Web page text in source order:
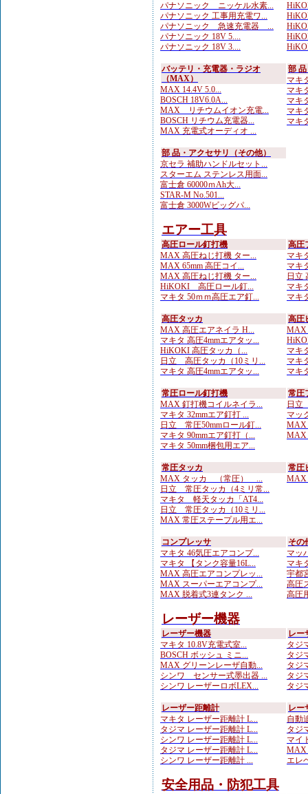
パナソニック ニッケル水素...
パナソニック 工事用充電ワ...
パナソニック 急速充電器 ...
パナソニック 18V 5....
パナソニック 18V 3....
バッテリ・充電器・ラジオ
（MAX）
MAX 14.4V 5.0...
BOSCH 18V6.0A...
MAX リチウムイオン充電...
BOSCH リチウム充電器...
MAX 充電式オーディオ ...
部
マキ
マキ
マキ
マキ
マキ
部 品・アクセサリ（その他）
京セラ 補助ハンドルセット...
スターエム ステンレス用面...
富士倉 60000ｍAh大...
STAR-M No.501...
富士倉 3000Wビッグパ...
エアー工具
高圧ロール釘打機
MAX 高圧ねじ打機 ター...
MAX 65mm 高圧コイ...
MAX 高圧ねじ打機 ター...
HiKOKI 高圧ロール釘...
マキタ 50ｍｍ高圧エア釘...
高圧
マキ
マキ
日立
マキ
マキ
高圧タッカ
MAX 高圧エアネイラ H...
マキタ 高圧4mmエアタッ...
HiKOKI 高圧タッカ（...
日立 高圧タッカ（10ミリ...
マキタ 高圧4mmエアタッ...
高圧
MAX
マキ
マキ
マキ
常圧ロール釘打機
MAX 釘打機コイルネイラ...
マキタ 32mmエア釘打 ...
日立 常圧50mmロール釘...
マキタ 90mmエア釘打（...
マキタ 50mm梱包用エア...
常圧
日立
マッ
MAX
MAX
常圧タッカ
MAX タッカ （常圧） ...
日立 常圧タッカ（4ミリ常...
マキタ 軽天タッカ「AT4...
日立 常圧タッカ（10ミリ...
MAX 常圧ステープル用エ...
常圧
MAX
コンプレッサ
マキタ 46気圧エアコンプ...
マキタ 【タンク容量16L...
MAX 高圧エアコンプレッ...
MAX スーパーエアコンプ...
MAX 脱着式3連タンク ...
その
マッ
マキ
宇都
高圧
高圧
レーザー機器
レーザー機器
マキタ 10.8V充電式室...
BOSCH ボッシュ ミニ...
MAX グリーンレーザ自動...
シンワ センサー式墨出器 ...
シンワ レーザーロボLEX...
レー
タジ
タジ
タジ
タジ
タジ
レーザー距離計
マキタ レーザー距離計 L...
タジマ レーザー距離計 L...
シンワ レーザー距離計 L...
タジマ レーザー距離計 L...
シンワ レーザー距離計 ...
レー
自動
タジ
マイ
エレ
安全用品・防犯工具